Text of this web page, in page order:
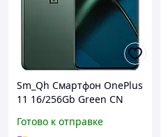
Sm_Qh Смартфон OnePlus
11 16/256Gb Green CN
Готово к отправке